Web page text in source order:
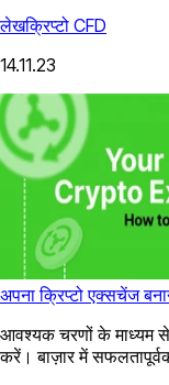
लेखक्रिप्टो CFD
14.11.23
अपना क्रिप्टो एक्सचेंज
आवश्यक चरणों के माध्यम
करें। बाज़ार में